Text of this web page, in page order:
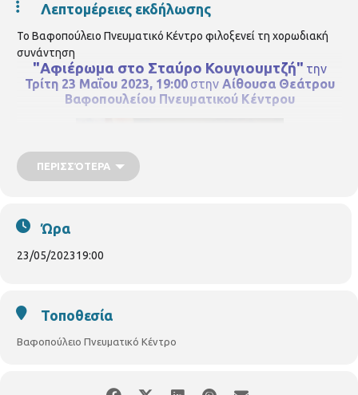
Λεπτομέρειες εκδήλωσης
Το Βαφοπούλειο Πνευματικό Κέντρο φιλοξενεί τη χορωδιακή
συνάντηση
"Αφιέρωμα στο Σταύρο Κουγιουμτζή" την
Τρίτη 23 Μαΐου 2023, 19:00 στην Αίθουσα Θεάτρου
Βαφοπουλείου Πνευματικού Κέντρου
ΠΕΡΙΣΣΌΤΕΡΑ
Ώρα
23/05/202319:00
Τοποθεσία
Βαφοπούλειο Πνευματικό Κέντρο